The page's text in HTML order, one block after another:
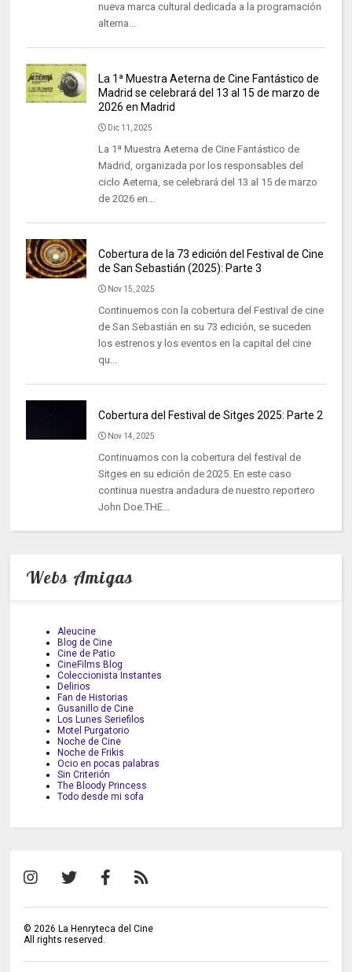
nueva marca cultural dedicada a la programación
alterna...
La 1ª Muestra Aeterna de Cine Fantástico de
Madrid se celebrará del 13 al 15 de marzo de
2026 en Madrid
Dic 11, 2025
La 1ª Muestra Aeterna de Cine Fantástico de
Madrid, organizada por los responsables del
ciclo Aeterna, se celebrará del 13 al 15 de marzo
de 2026 en...
Cobertura de la 73 edición del Festival de Cine
de San Sebastián (2025): Parte 3
Nov 15, 2025
Continuemos con la cobertura del Festival de cine
de San Sebastián en su 73 edición, se suceden
los estrenos y los eventos en la capital del cine
qu...
Cobertura del Festival de Sitges 2025: Parte 2
Nov 14, 2025
Continuamos con la cobertura del festival de
Sitges en su edición de 2025. En este caso
continua nuestra andadura de nuestro reportero
John Doe.THE...
Webs Amigas
Aleucine
Blog de Cine
Cine de Patio
CineFilms Blog
Coleccionista Instantes
Delirios
Fan de Historias
Gusanillo de Cine
Los Lunes Seriefilos
Motel Purgatorio
Noche de Cine
Noche de Frikis
Ocio en pocas palabras
Sin Criterión
The Bloody Princess
Todo desde mi sofa
©2026 La Henryteca del Cine
All rights reserved.